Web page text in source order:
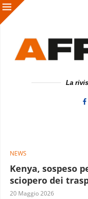
La
NEWS
Kenya, sospeso
sciopero dei
20 Maggio 2026